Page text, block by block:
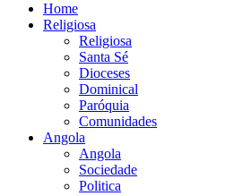
Home
Religiosa
Religiosa
Santa Sé
Dioceses
Dominical
Paróquia
Comunidades
Angola
Angola
Sociedade
Politica